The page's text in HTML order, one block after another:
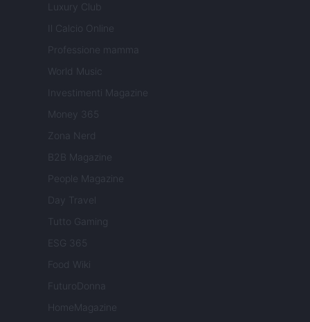
Luxury Club
Il Calcio Online
Professione mamma
World Music
Investimenti Magazine
Money 365
Zona Nerd
B2B Magazine
People Magazine
Day Travel
Tutto Gaming
ESG 365
Food Wiki
FuturoDonna
HomeMagazine